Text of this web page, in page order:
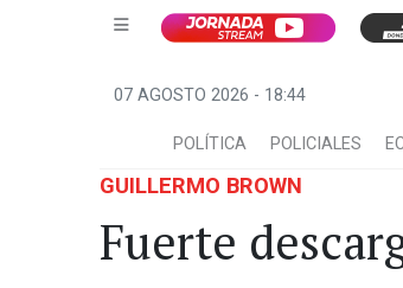
07 AGOSTO 2026 - 18:44
POLÍTICA POLICIALES
GUILLERMO BROWN
Fuerte